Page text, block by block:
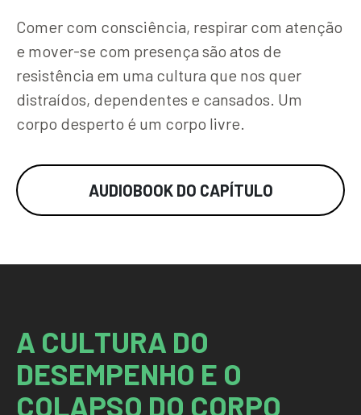
Comer com consciência, respirar com atenção
e mover-se com presença são atos de
resistência em uma cultura que nos quer
distraídos, dependentes e cansados. Um
corpo desperto é um corpo livre.
AUDIOBOOK DO CAPÍTULO
A CULTURA DO
DESEMPENHO E O
COLAPSO DO CORPO